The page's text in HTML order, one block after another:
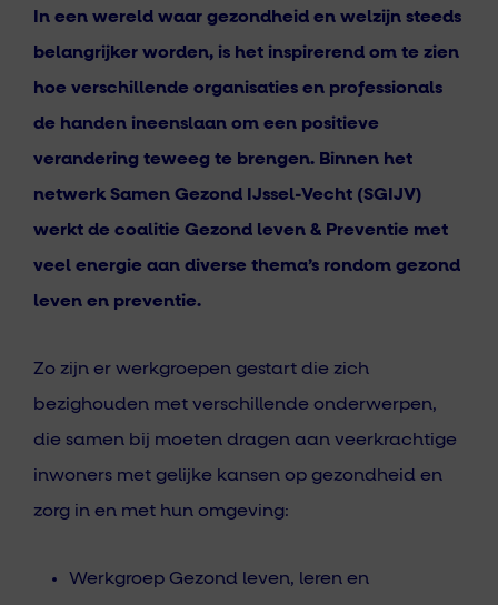
In een wereld waar gezondheid en welzijn steeds
belangrijker worden, is het inspirerend om te zien
hoe verschillende organisaties en professionals
de handen ineenslaan om een positieve
verandering teweeg te brengen. Binnen het
netwerk Samen Gezond IJssel-Vecht (SGIJV)
werkt de coalitie Gezond leven & Preventie met
veel energie aan diverse thema’s rondom gezond
leven en preventie.
Zo zijn er werkgroepen gestart die zich
bezighouden met verschillende onderwerpen,
die samen bij moeten dragen aan veerkrachtige
inwoners met gelijke kansen op gezondheid en
zorg in en met hun omgeving:
Werkgroep Gezond leven, leren en